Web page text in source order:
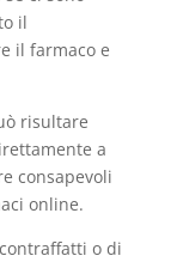
il
il farmaco e
risultare
a
consapevoli
online.
o di